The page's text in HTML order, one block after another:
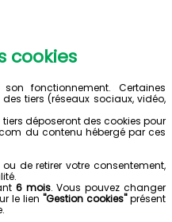
cookies
fonctionnement. Certaines
tiers (réseaux sociaux, vidéo,
déposeront des cookies pour
du contenu hébergé par ces
de retirer votre consentement,
6 mois. Vous pouvez changer
le lien "Gestion cookies"présent